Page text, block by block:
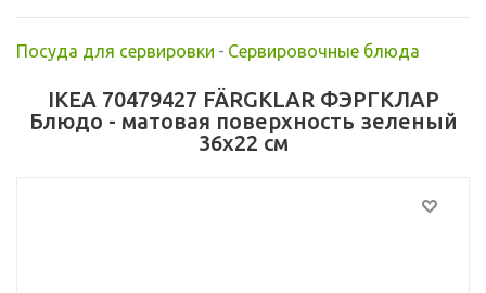
Посуда для сервировки - Сервировочные блюда
IKEA 70479427 FÄRGKLAR ФЭРГКЛАР
Блюдо - матовая поверхность зеленый
36x22 см